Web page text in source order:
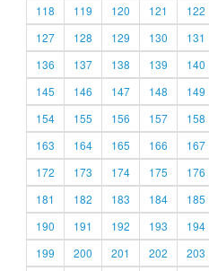
118
119 120 121 122
127
128 129 130 131
136
137 138 139 140
145
146 147 148 149
154
155 156 157 158
163
164 165 166 167
172
173 174 175 176
181
182 183 184 185
190
191 192 193 194
199
200 201 202 203